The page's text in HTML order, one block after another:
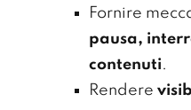
Fornire
pausa,
contenuti.
Rendere